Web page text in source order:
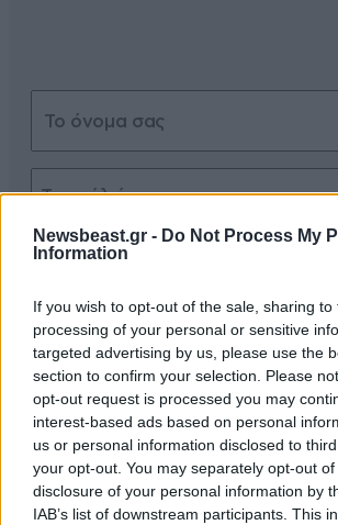
Newsbeast.gr - Do Not Process My
Information
If you wish to opt-out of the sale, sharing
processing of your personal or sensitive
targeted advertising by us, please use the
section to confirm your selection. Please
opt-out request is processed you may
interest-based ads based on personal
us or personal information disclosed to
your opt-out. You may separately opt-out
disclosure of your personal information by
IAB’s list of downstream participants. This
Xαρακτήρες: 0/1000
TRENDING